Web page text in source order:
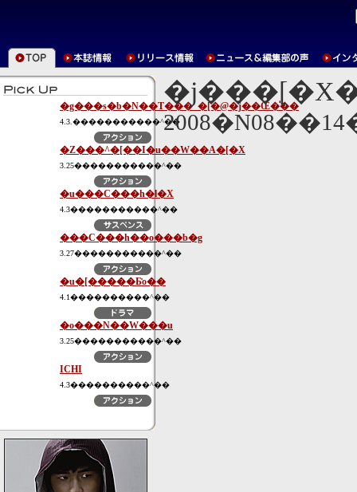
�g���s�b�N��T���_�[�@�j��Œ�̍��
4.3.�����������^��
�Z���^�[��I�u��W��A�[�X
3.25�����������^��
�u���C���h�l�X
4.3�����������^��
���C���h��o���b�g
3.27�����������^��
�u�[�����Ƃ̎o��
4.1����������^��
�o���N��W���u
3.25�����������^��
ICHI
4.3����������^��